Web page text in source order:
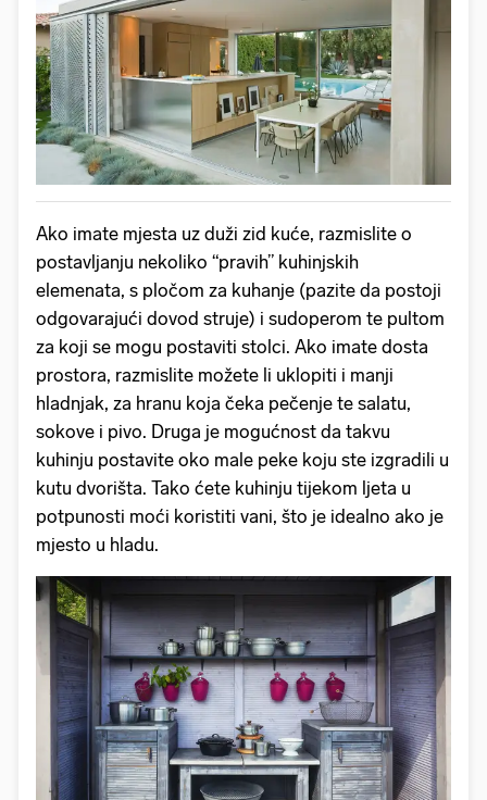
Ako imate mjesta uz duži zid kuće, razmislite o
postavljanju nekoliko “pravih” kuhinjskih
elemenata, s pločom za kuhanje (pazite da postoji
odgovarajući dovod struje) i sudoperom te pultom
za koji se mogu postaviti stolci. Ako imate dosta
prostora, razmislite možete li uklopiti i manji
hladnjak, za hranu koja čeka pečenje te salatu,
sokove i pivo. Druga je mogućnost da takvu
kuhinju postavite oko male peke koju ste izgradili u
kutu dvorišta. Tako ćete kuhinju tijekom ljeta u
potpunosti moći koristiti vani, što je idealno ako je
mjesto u hladu.